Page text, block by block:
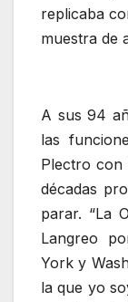
replicaba
muestra de
A sus 94
las
Plectro con
décadas
parar. “La
Langreo
York y
la que yo